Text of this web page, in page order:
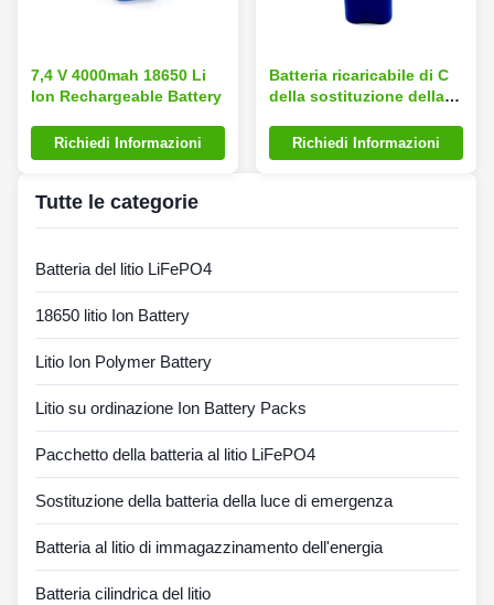
7,4 V 4000mah 18650 Li
Ion Rechargeable Battery
Richiedi Informazioni
Batteria ricaricabile di C
della sostituzione della
emergenza di RoHS
Richiedi Informazioni
Tutte le categorie
Batteria del litio LiFePO4
18650 litio Ion Battery
Litio Ion Polymer Battery
Litio su ordinazione Ion Battery Packs
Pacchetto della batteria al litio LiFePO4
Sostituzione della batteria della luce di emergenza
Batteria al litio di immagazzinamento dell'energia
Batteria cilindrica del litio